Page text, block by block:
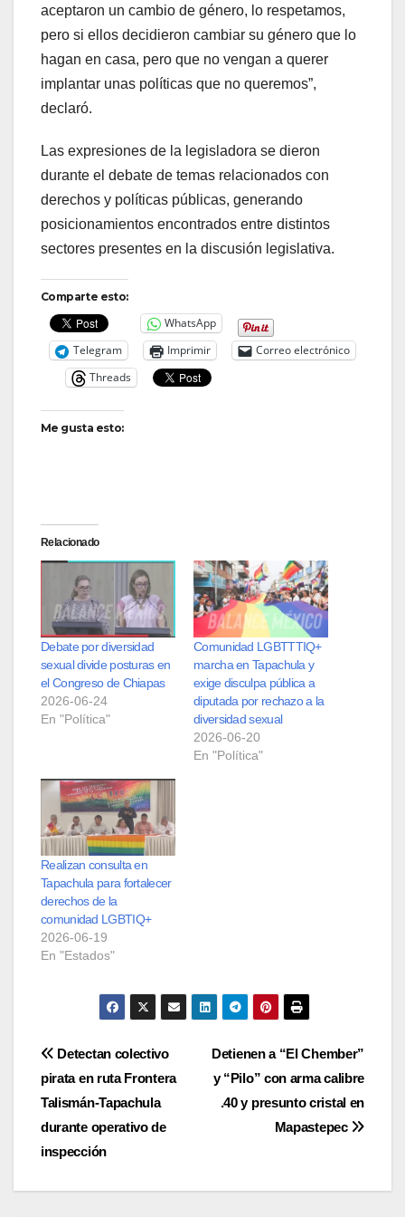
aceptaron un cambio de género, lo respetamos,
pero si ellos decidieron cambiar su género que lo
hagan en casa, pero que no vengan a querer
implantar unas políticas que no queremos”,
declaró.
Las expresiones de la legisladora se dieron
durante el debate de temas relacionados con
derechos y políticas públicas, generando
posicionamientos encontrados entre distintos
sectores presentes en la discusión legislativa.
Comparte esto:
WhatsApp
Telegram
Imprimir
Correo electrónico
Threads
Me gusta esto:
Relacionado
Debate por diversidad
sexual divide posturas en
el Congreso de Chiapas
2026-06-24
En "Política"
Comunidad LGBTTTIQ+
marcha en Tapachula y
exige disculpa pública a
diputada por rechazo a la
diversidad sexual
2026-06-20
En "Política"
Realizan consulta en
Tapachula para fortalecer
derechos de la
comunidad LGBTIQ+
2026-06-19
En "Estados"
Navegación
de
entradas
Detienen a “El Chember”
y “Pilo” con arma calibre
.40 y presunto cristal en
Mapastepec
Detectan colectivo
pirata en ruta Frontera
Talismán-Tapachula
durante operativo de
inspección